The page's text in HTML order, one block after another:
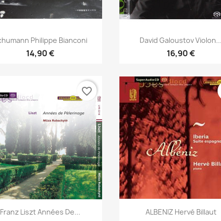
Aperçu rapide
Philippe Bianconi
14,90 €
Aperçu rapide
David Galoustov Violon...
16,90 €
Aperçu rapide
Franz Liszt Années De...
favorite_border
Aperçu rapide
ALBENIZ Hervé Billaut